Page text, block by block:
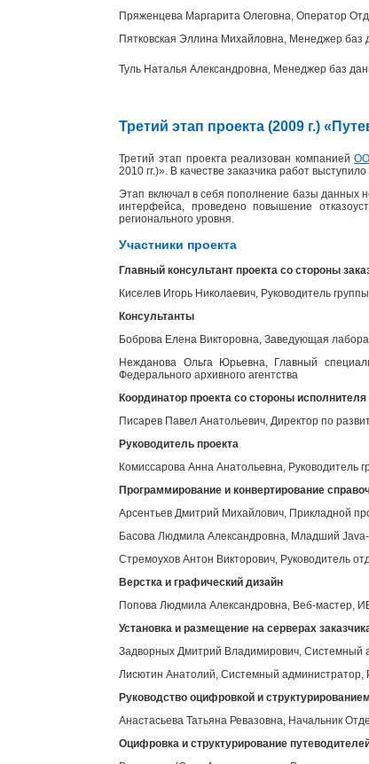
Пряженцева Маргарита Олеговна, Оператор
Пятковская Эллина Михайловна, Менеджер
Туль Наталья Александровна, Менеджер баз
Третий этап проекта (2009 г.)
Третий этап проекта реализован компанией
2010 гг.)». В качестве заказчика работ
Этап включал в себя пополнение базы данных
интерфейса, проведено повышение
регионального уровня.
Участники проекта
Главный консультант проекта со стороны
Киселев Игорь Николаевич, Руководитель
Консультанты
Боброва Елена Викторовна, Заведующая
Нежданова Ольга Юрьевна, Главный
Федерального архивного агентства
Координатор проекта со стороны исполнителя
Писарев Павел Анатольевич, Директор по
Руководитель проекта
Комиссарова Анна Анатольевна, Руководитель
Программирование и конвертирование
Арсентьев Дмитрий Михайлович, Прикладной
Басова Людмила Александровна, Младший
Стремоухов Антон Викторович, Руководитель
Верстка и графический дизайн
Попова Людмила Александровна, Веб-мастер,
Установка и размещение на серверах
Задворных Дмитрий Владимирович, Системный
Лисютин Анатолий, Системный
Руководство оцифровкой и структурированием
Анастасьева Татьяна Ревазовна, Начальник
Оцифровка и структурирование